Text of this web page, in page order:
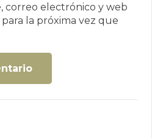
correo electrónico y web
la próxima vez que